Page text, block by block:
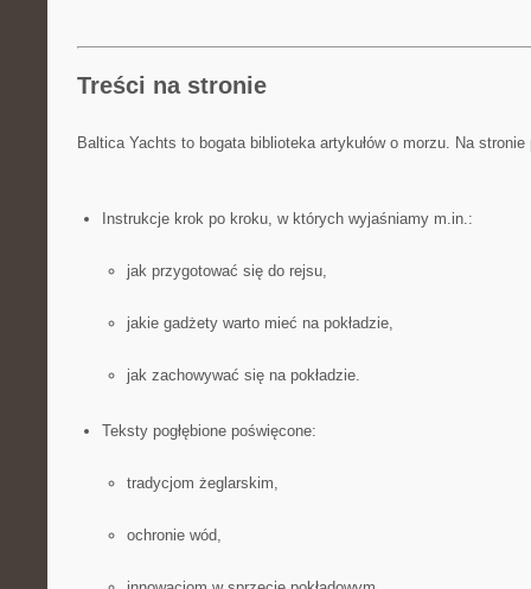
Treści na stronie
Baltica Yachts to bogata biblioteka artykułów o morzu. Na
Instrukcje krok po kroku, w których wyjaśniamy m.in.:
jak przygotować się do rejsu,
jakie gadżety warto mieć na pokładzie,
jak zachowywać się na pokładzie.
Teksty pogłębione poświęcone:
tradycjom żeglarskim,
ochronie wód,